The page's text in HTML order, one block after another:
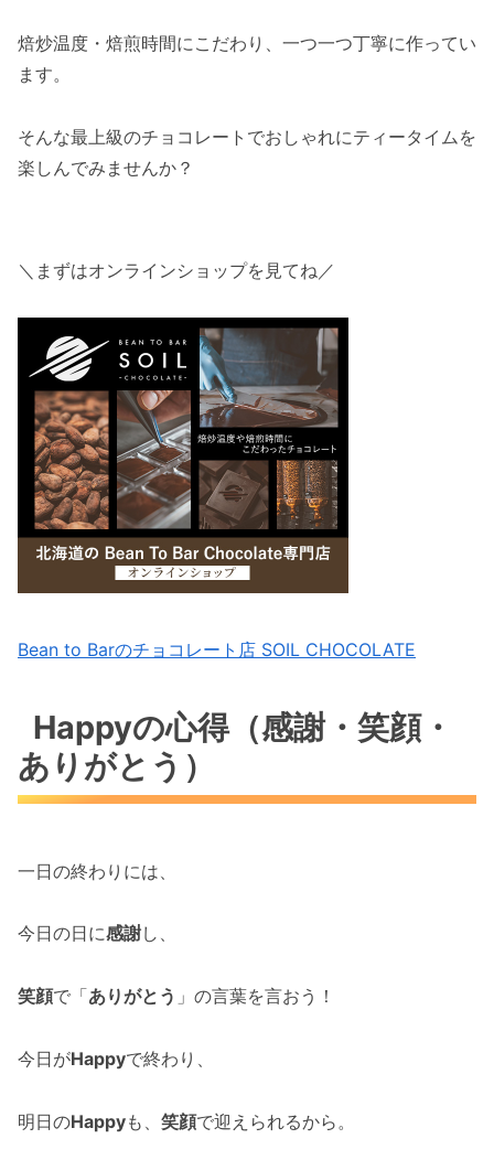
焙炒温度・焙煎時間にこだわり、一つ一つ丁寧に作ってい
ます。
そんな最上級のチョコレートでおしゃれにティータイムを
楽しんでみませんか？
＼まずはオンラインショップを見てね／
Bean to Barのチョコレート店 SOIL CHOCOLATE
Happyの心得（感謝・笑顔・
ありがとう）
一日の終わりには、
今日の日に感謝し、
笑顔で「ありがとう 」の言葉を言おう！
今日がHappyで終わり、
明日のHappyも、 笑顔で迎えられるから。